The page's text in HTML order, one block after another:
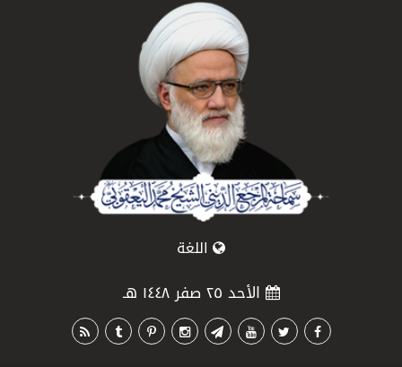
اللغة
الأحد ٢٥ صفر ١٤٤٨ هـ